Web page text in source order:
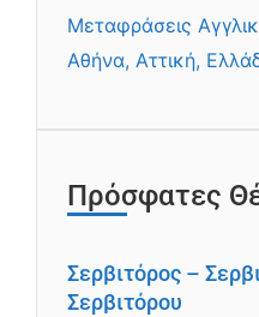
Μεταφράσεις
Αθήνα, Αττική,
Πρόσφατες
Σερβιτόρος –
Σερβιτόρου